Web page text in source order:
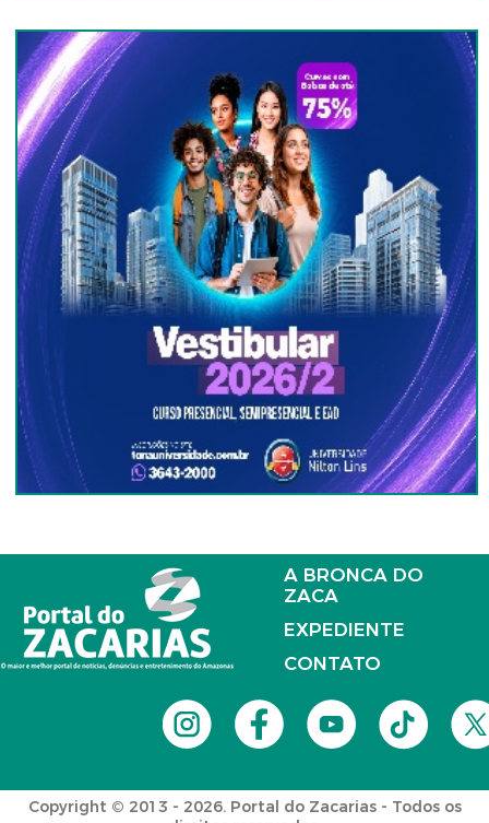
A BRONCA DO
ZACA
EXPEDIENTE
CONTATO
Copyright © 2013 - 2026. Portal do Zacarias - Todos os